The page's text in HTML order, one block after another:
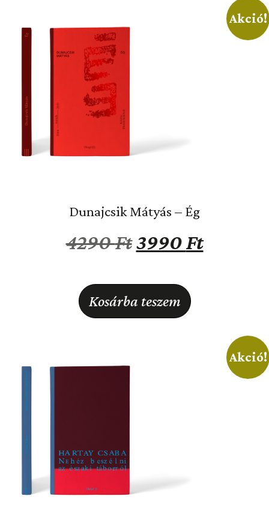
Akció!
Dunajcsik Mátyás – Ég
4290Ft3990Ft
Kosárba teszem
Akció!